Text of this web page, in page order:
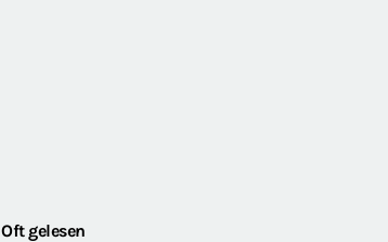
Oft gelesen